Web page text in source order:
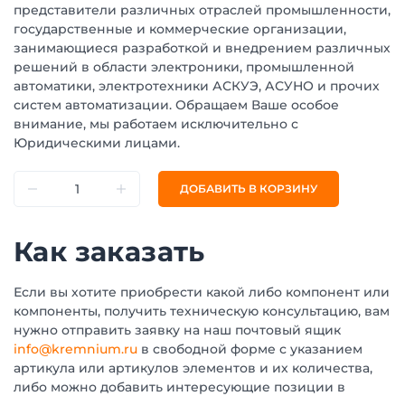
представители различных отраслей промышленности,
государственные и коммерческие организации,
занимающиеся разработкой и внедрением различных
решений в области электроники, промышленной
автоматики, электротехники АСКУЭ, АСУНО и прочих
систем автоматизации. Обращаем Ваше особое
внимание, мы работаем исключительно с
Юридическими лицами.
ДОБАВИТЬ В КОРЗИНУ
Как заказать
Если вы хотите приобрести какой либо компонент или
компоненты, получить техническую консультацию, вам
нужно отправить заявку на наш почтовый ящик
info@kremnium.ru в свободной форме с указанием
артикула или артикулов элементов и их количества,
либо можно добавить интересующие позиции в